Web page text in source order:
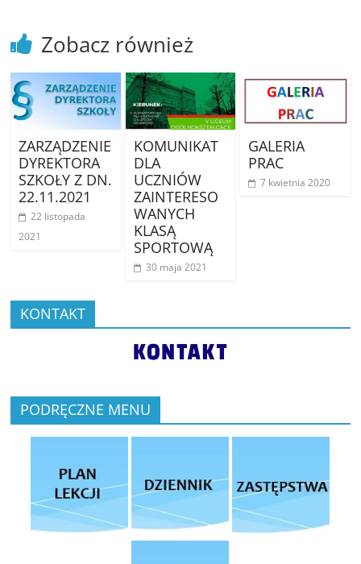
Zobacz również
ZARZĄDZENIE
DYREKTORA
SZKOŁY Z DN.
22.11.2021
22 listopada
2021
KOMUNIKAT
DLA
UCZNIÓW
ZAINTERESO
WANYCH
KLASĄ
SPORTOWĄ
30 maja 2021
GALERIA
PRAC
7 kwietnia 2020
KONTAKT
PODRĘCZNE MENU